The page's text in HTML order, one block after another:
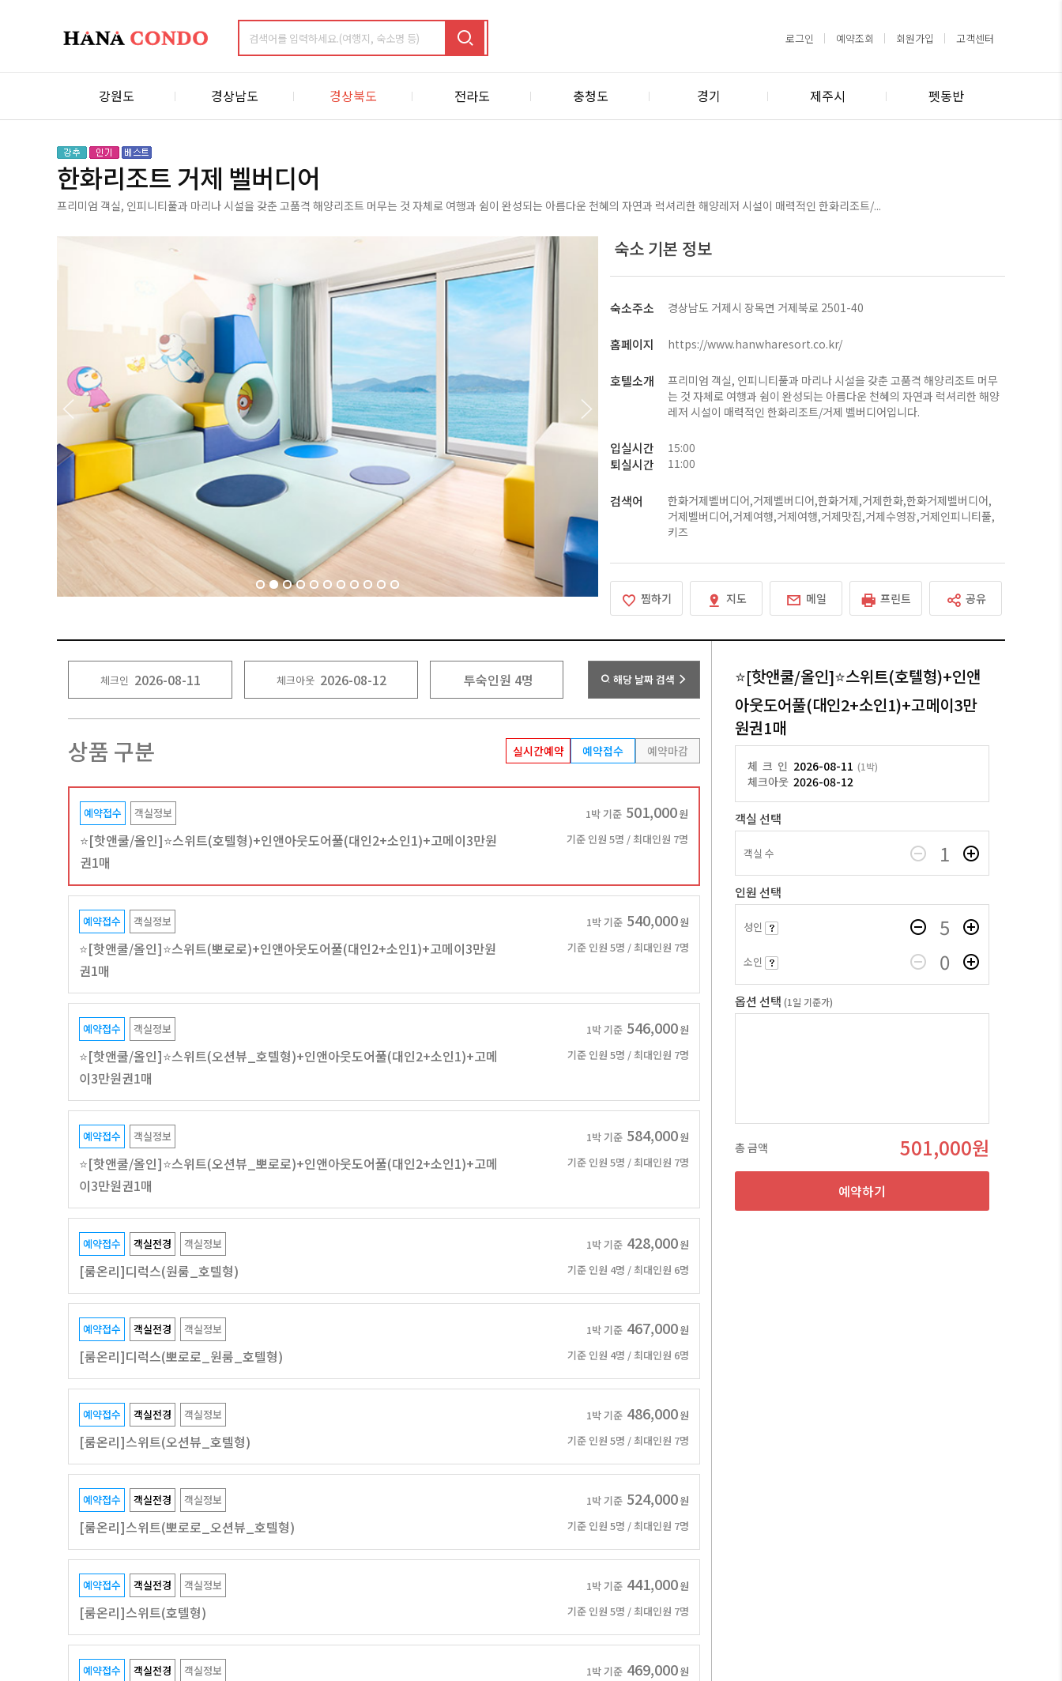
로그인 예약조회 회원가입 고객센터
강원도 경상남도 경상북도 전라도 충청도 경기 제주시 펫동반
한화리조트 거제 벨버디어
프리미엄 객실, 인피니티풀과 마리나 시설을 갖춘 고품격 해양리조트 머무는 것 자체로 여행과 쉼이 완성되는 아름다운 천혜의 자연과 럭셔리한 해양레저 시설이 매력적인 한화리조트/...
숙소 기본 정보
숙소주소 경상남도 거제시 장목면 거제북로 2501-40
홈페이지 https://www.hanwharesort.co.kr/
호텔소개
프리미엄 객실, 인피니티풀과 마리나 시설을 갖춘 고품격 해양리조트 머무
는 것 자체로 여행과 쉼이 완성되는 아름다운 천혜의 자연과 럭셔리한 해양
레저 시설이 매력적인 한화리조트/거제 벨버디어입니다.
입실시간
퇴실시간
15:00
11:00
검색어
한화거제벨버디어,거제벨버디어,한화거제,거제한화,한화거제벨버디어,
거제벨버디어,거제여행,거제여행,거제맛집,거제수영장,거제인피니티풀,
키즈
찜하기 지도 메일 프린트 공유
⭐[핫앤쿨/올인]⭐스위트(호텔형)+인앤
아웃도어풀(대인2+소인1)+고메이3만
원권1매
체크인
체크아웃
2026-08-11 (1박)
2026-08-12
객실 선택
객실 수 1
인원 선택
성인 5
소인 0
옵션 선택(1일 기준가)
총 금액 501,000원
예약하기
체크인 체크아웃 해당 날짜 검색
상품 구분 실시간예약 예약접수 예약마감
예약접수 객실정보 1박 기준 501,000원
⭐[핫앤쿨/올인]⭐스위트(호텔형)+인앤아웃도어풀(대인2+소인1)+고메이3만원
권1매
기준 인원 5명 / 최대인원 7명
예약접수 객실정보 1박 기준 540,000원
⭐[핫앤쿨/올인]⭐스위트(뽀로로)+인앤아웃도어풀(대인2+소인1)+고메이3만원
권1매
기준 인원 5명 / 최대인원 7명
예약접수 객실정보 1박 기준 546,000원
⭐[핫앤쿨/올인]⭐스위트(오션뷰_호텔형)+인앤아웃도어풀(대인2+소인1)+고메
이3만원권1매
기준 인원 5명 / 최대인원 7명
예약접수 객실정보 1박 기준 584,000원
⭐[핫앤쿨/올인]⭐스위트(오션뷰_뽀로로)+인앤아웃도어풀(대인2+소인1)+고메
이3만원권1매
기준 인원 5명 / 최대인원 7명
예약접수 객실전경 객실정보 1박 기준 428,000원
[룸온리]디럭스(원룸_호텔형) 기준 인원 4명 / 최대인원 6명
예약접수 객실전경 객실정보 1박 기준 467,000원
[룸온리]디럭스(뽀로로_원룸_호텔형) 기준 인원 4명 / 최대인원 6명
예약접수 객실전경 객실정보 1박 기준 486,000원
[룸온리]스위트(오션뷰_호텔형) 기준 인원 5명 / 최대인원 7명
예약접수 객실전경 객실정보 1박 기준 524,000원
[룸온리]스위트(뽀로로_오션뷰_호텔형) 기준 인원 5명 / 최대인원 7명
예약접수 객실전경 객실정보 1박 기준 441,000원
[룸온리]스위트(호텔형) 기준 인원 5명 / 최대인원 7명
예약접수 객실전경 객실정보 1박 기준 469,000원